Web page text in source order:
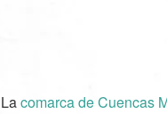
Lacomarca de Cuencas